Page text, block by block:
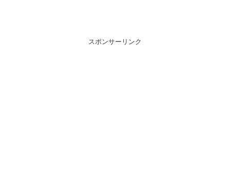
スポンサーリンク